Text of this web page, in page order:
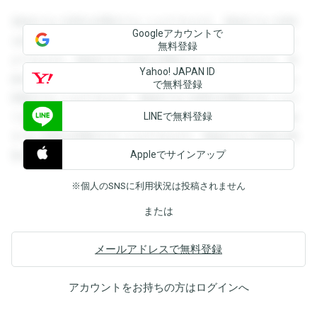
登録すると回答を閲覧することができます。登録すると回答
を閲覧することができます。登録すると回答を閲覧すること
ができます。登録すると回答を閲覧することができます。登
録すると回答を閲覧することができます。登録すると回答を
閲覧することができます。登録すると回答を閲覧することが
できます。登録すると回答を閲覧することができます。登録
すると回答を閲覧することができます。登録すると回答を閲
覧することができます。
Googleアカウントで
無料登録
Yahoo! JAPAN ID
で無料登録
LINEで無料登録
Appleでサインアップ
※個人のSNSに利用状況は投稿されません
または
メールアドレスで無料登録
アカウントをお持ちの方はログインへ